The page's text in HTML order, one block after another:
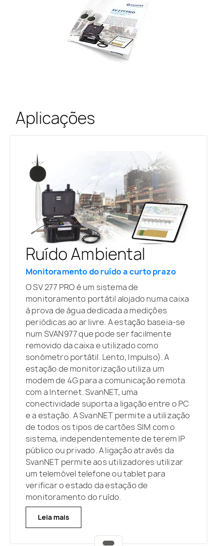
Aplicações
Ruído Ambiental
Monitoramento do ruído a curto prazo
O SV 277 PRO é um sistema de
monitoramento portátil alojado numa caixa
à prova de água dedicada a medições
periódicas ao ar livre. A estação baseia-se
num SVAN977 que pode ser facilmente
removido da caixa e utilizado como
sonómetro portátil. Lento, Impulso). A
estação de monitorização utiliza um
modem de 4G para a comunicação remota
com a Internet. SvanNET, uma
conectividade suporta a ligação entre o PC
e a estação. A SvanNET permite a utilização
de todos os tipos de cartões SIM com o
sistema, independentemente de terem IP
público ou privado. A ligação através da
SvanNET permite aos utilizadores utilizar
um telemóvel telefone ou tablet para
verificar o estado da estação de
monitoramento do ruído.
Leia mais